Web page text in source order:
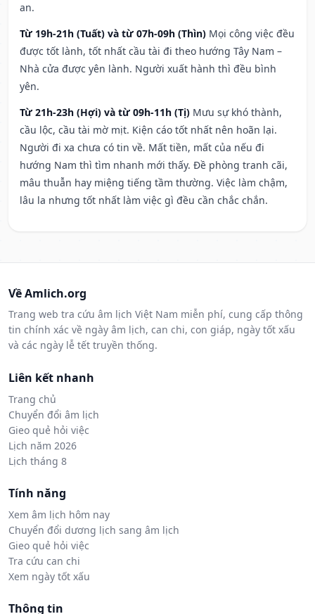
an.
Từ 19h-21h (Tuất) và từ 07h-09h (Thìn) Mọi công việc đều
được tốt lành, tốt nhất cầu tài đi theo hướng Tây Nam –
Nhà cửa được yên lành. Người xuất hành thì đều bình
yên.
Từ 21h-23h (Hợi) và từ 09h-11h (Tị) Mưu sự khó thành,
cầu lộc, cầu tài mờ mịt. Kiện cáo tốt nhất nên hoãn lại.
Người đi xa chưa có tin về. Mất tiền, mất của nếu đi
hướng Nam thì tìm nhanh mới thấy. Đề phòng tranh cãi,
mâu thuẫn hay miệng tiếng tầm thường. Việc làm chậm,
lâu la nhưng tốt nhất làm việc gì đều cần chắc chắn.
Về Amlich.org
Trang web tra cứu âm lịch Việt Nam miễn phí, cung cấp thông
tin chính xác về ngày âm lịch, can chi, con giáp, ngày tốt xấu
và các ngày lễ tết truyền thống.
Liên kết nhanh
Trang chủ
Chuyển đổi âm lịch
Gieo quẻ hỏi việc
Lịch năm 2026
Lịch tháng 8
Tính năng
Xem âm lịch hôm nay
Chuyển đổi dương lịch sang âm lịch
Gieo quẻ hỏi việc
Tra cứu can chi
Xem ngày tốt xấu
Thông tin